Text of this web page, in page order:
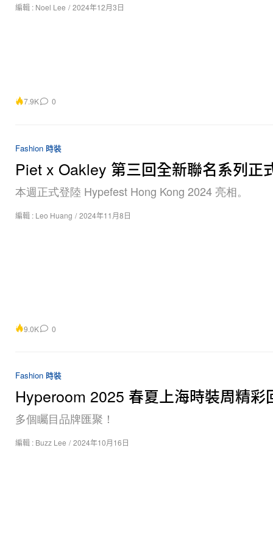
編輯 : Noel Lee / 2024年12月3日
7.9K 0
Fashion 時裝
Piet x Oakley 第三回全新聯名系列正
本週正式登陸 Hypefest Hong Kong 2024 亮相。
編輯 : Leo Huang / 2024年11月8日
9.0K 0
Fashion 時裝
Hyperoom 2025 春夏上海時裝周精彩
多個矚目品牌匯聚！
編輯 : Buzz Lee / 2024年10月16日